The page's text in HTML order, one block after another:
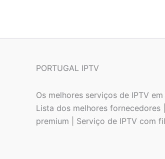
PORTUGAL IPTV
Os melhores serviços de IPTV
Lista dos melhores fornecedores
premium | Serviço de IPTV com